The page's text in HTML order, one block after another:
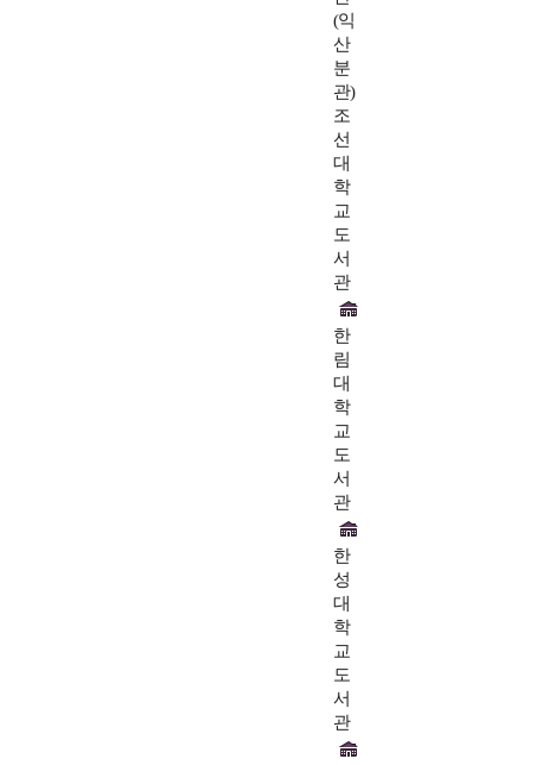
(익
산
분
관)
조
선
대
학
교
도
서
관
한
림
대
학
교
도
서
관
한
성
대
학
교
도
서
관